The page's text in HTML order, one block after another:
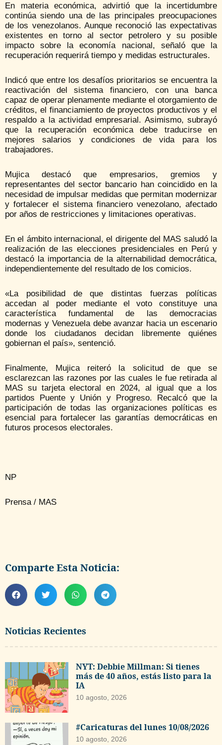
Noticias Recientes
NYT: Debbie Millman: Si tienes
más de 40 años, estás listo para la
IA
10 agosto, 2026
#Caricaturas del lunes 10/08/2026
10 agosto, 2026
En materia económica, advirtió que la incertidumbre
continúa siendo una de las principales preocupaciones
de los venezolanos. Aunque reconoció las expectativas
existentes en torno al sector petrolero y su posible
impacto sobre la economía nacional, señaló que la
recuperación requerirá tiempo y medidas estructurales.
Indicó que entre los desafíos prioritarios se encuentra la
reactivación del sistema financiero, con una banca
capaz de operar plenamente mediante el otorgamiento de
créditos, el financiamiento de proyectos productivos y el
respaldo a la actividad empresarial. Asimismo, subrayó
que la recuperación económica debe traducirse en
mejores salarios y condiciones de vida para los
trabajadores.
Mujica destacó que empresarios, gremios y
representantes del sector bancario han coincidido en la
necesidad de impulsar medidas que permitan modernizar
y fortalecer el sistema financiero venezolano, afectado
por años de restricciones y limitaciones operativas.
En el ámbito internacional, el dirigente del MAS saludó la
realización de las elecciones presidenciales en Perú y
destacó la importancia de la alternabilidad democrática,
independientemente del resultado de los comicios.
«La posibilidad de que distintas fuerzas políticas
accedan al poder mediante el voto constituye una
característica fundamental de las democracias
modernas y Venezuela debe avanzar hacia un escenario
donde los ciudadanos decidan libremente quiénes
gobiernan el país», sentenció.
Finalmente, Mujica reiteró la solicitud de que se
esclarezcan las razones por las cuales le fue retirada al
MAS su tarjeta electoral en 2024, al igual que a los
partidos Puente y Unión y Progreso. Recalcó que la
participación de todas las organizaciones políticas es
esencial para fortalecer las garantías democráticas en
futuros procesos electorales.
NP
Prensa / MAS
Comparte Esta Noticia: